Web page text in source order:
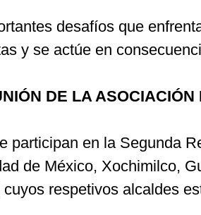
desafíos que
y se actúe en
DE LA
participan en la Segunda
de México, Xochimilco,
respetivos alcaldes